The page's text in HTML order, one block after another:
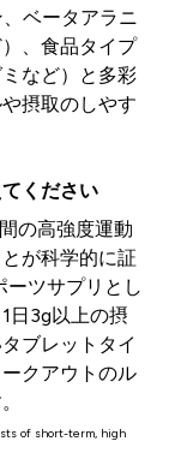
ベータアラニ
、食品タイプ
など）と多彩
摂取のしやす
ください
の高強度運動
が科学的に証
ーツサプリとし
日3g以上の摂
ブレットタイ
クアウトのル
of short-term, high